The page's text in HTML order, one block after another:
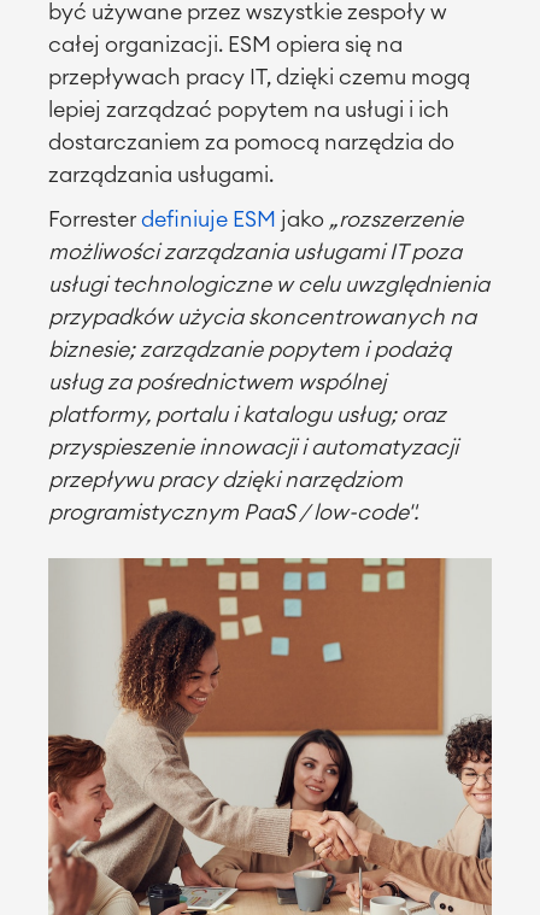
być używane przez wszystkie zespoły w
całej organizacji. ESM opiera się na
przepływach pracy IT, dzięki czemu mogą
lepiej zarządzać popytem na usługi i ich
dostarczaniem za pomocą narzędzia do
zarządzania usługami.
Forrester definiuje ESM jako „rozszerzenie
możliwości zarządzania usługami IT poza
usługi technologiczne w celu uwzględnienia
przypadków użycia skoncentrowanych na
biznesie; zarządzanie popytem i podażą
usług za pośrednictwem wspólnej
platformy, portalu i katalogu usług; oraz
przyspieszenie innowacji i automatyzacji
przepływu pracy dzięki narzędziom
programistycznym PaaS / low-code".